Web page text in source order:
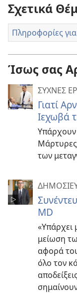
Σχετικά
Πληροφορίες
Ίσως σας
ΣΥΧΝΕΣ
Γιατί
Ιεχωβά
Υπάρχουν
των
MD
«Υπάρχει
μείωση
αφορά
όλο τον